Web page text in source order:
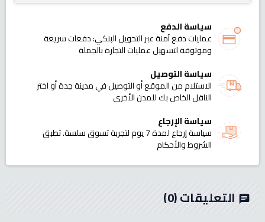
سياسة الدفع
عمليات دفع آمنة عبر التحويل البنكي: دفعات سريعة
وموثوقة لتسهيل عمليات التجارة بالجملة
سياسة التوصيل
الاستلام من الموقع أو التوصيل في مدينة جدة أو اختر
الناقل الخاص بك للمدن الأخرى
سياسة الإرجاع
سياسة إرجاع لمدة 7 يوم لتجربة تسوق سلسة. تطبق
الشروط والأحكام
chat التعليقات(0)